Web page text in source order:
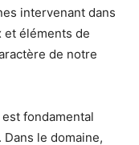
intervenant dans
et éléments de
de notre
fondamental
Dans le domaine,